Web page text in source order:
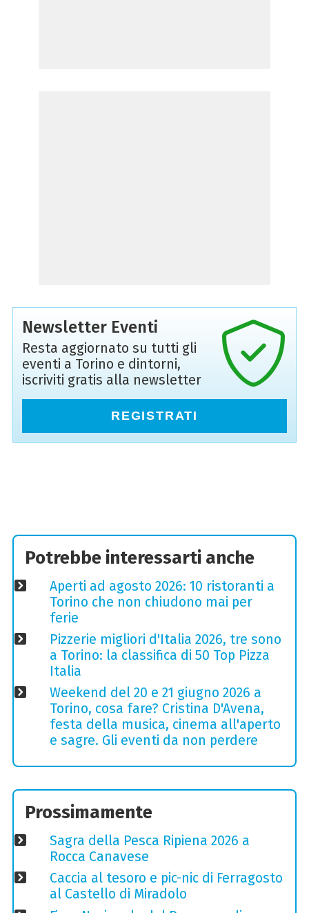
Newsletter Eventi
Resta aggiornato su tutti gli
eventi a Torino e dintorni,
iscriviti gratis alla newsletter
REGISTRATI
Potrebbe interessarti anche
Aperti ad agosto 2026: 10 ristoranti a
Torino che non chiudono mai per
ferie
Pizzerie migliori d'Italia 2026, tre sono
a Torino: la classifica di 50 Top Pizza
Italia
Weekend del 20 e 21 giugno 2026 a
Torino, cosa fare? Cristina D'Avena,
festa della musica, cinema all'aperto
e sagre. Gli eventi da non perdere
Prossimamente
Sagra della Pesca Ripiena 2026 a
Rocca Canavese
Caccia al tesoro e pic-nic di Ferragosto
al Castello di Miradolo